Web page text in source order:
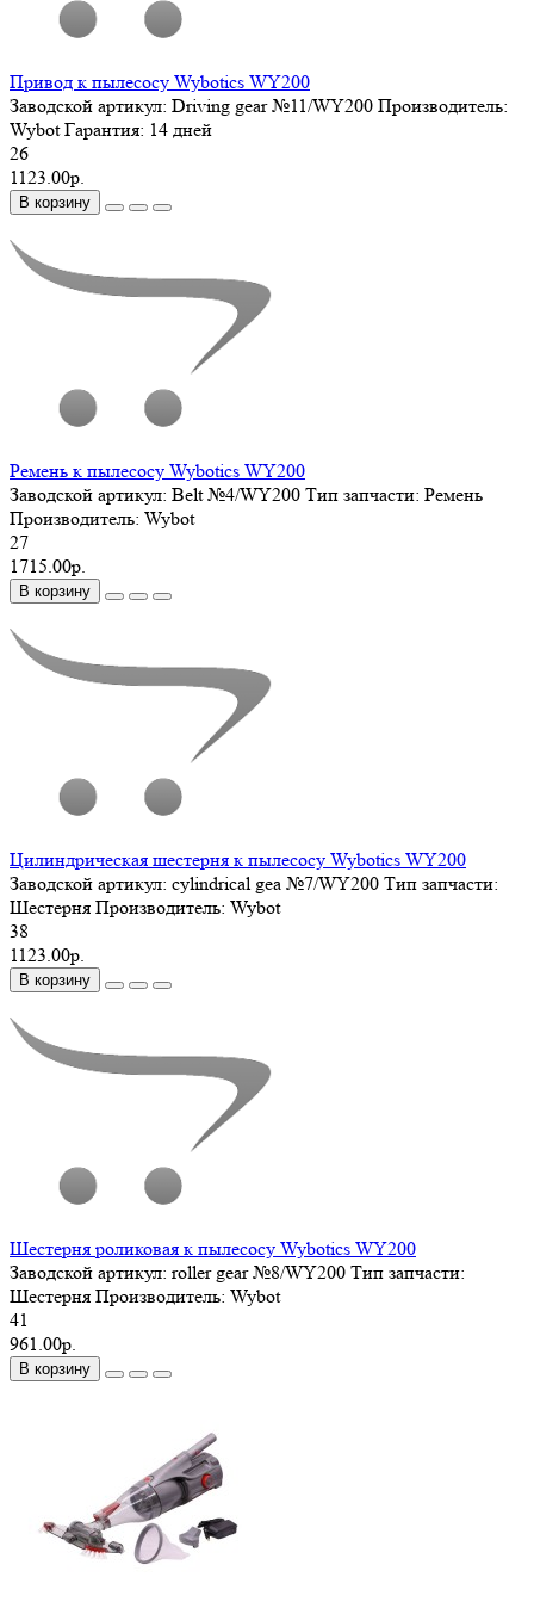
Привод к пылесосу Wybotics WY200
Заводской артикул: Driving gear №11/WY200 Производитель:
WybotГарантия: 14 дней
26
1123.00р.
В корзину
Ремень к пылесосу Wybotics WY200
Заводской артикул: Belt №4/WY200 Тип запчасти: Ремень
Производитель: Wybot
27
1715.00р.
В корзину
Цилиндрическая шестерня к пылесосу Wybotics WY200
Заводской артикул: cylindrical gea №7/WY200 Тип запчасти:
Шестерня Производитель: Wybot
38
1123.00р.
В корзину
Шестерня роликовая к пылесосу Wybotics WY200
Заводской артикул: roller gear №8/WY200 Тип запчасти:
Шестерня Производитель: Wybot
41
961.00р.
В корзину